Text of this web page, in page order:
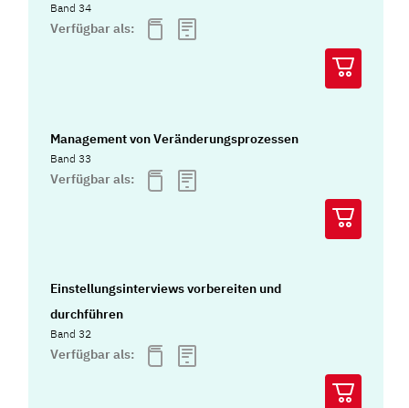
Band 34
Verfügbar als:
Management von Veränderungsprozessen
Band 33
Verfügbar als:
Einstellungsinterviews vorbereiten und
durchführen
Band 32
Verfügbar als: